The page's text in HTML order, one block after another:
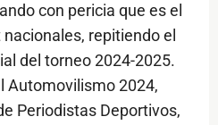
con pericia que es el
repitiendo el
del torneo 2024-2025.
Automovilismo 2024,
Periodistas Deportivos,